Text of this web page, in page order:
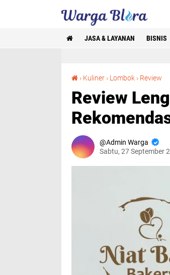
JASA & LAYANAN BISNIS
› Kuliner › Lombok › Review
Review
Admin Warga
Sabtu, 27 September